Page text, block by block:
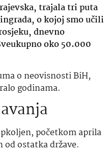
trajala tri puta
o kojoj smo učili
dnevno
oko 50.000
o neovisnosti BiH,
godinama.
početkom aprila
od ostatka države.